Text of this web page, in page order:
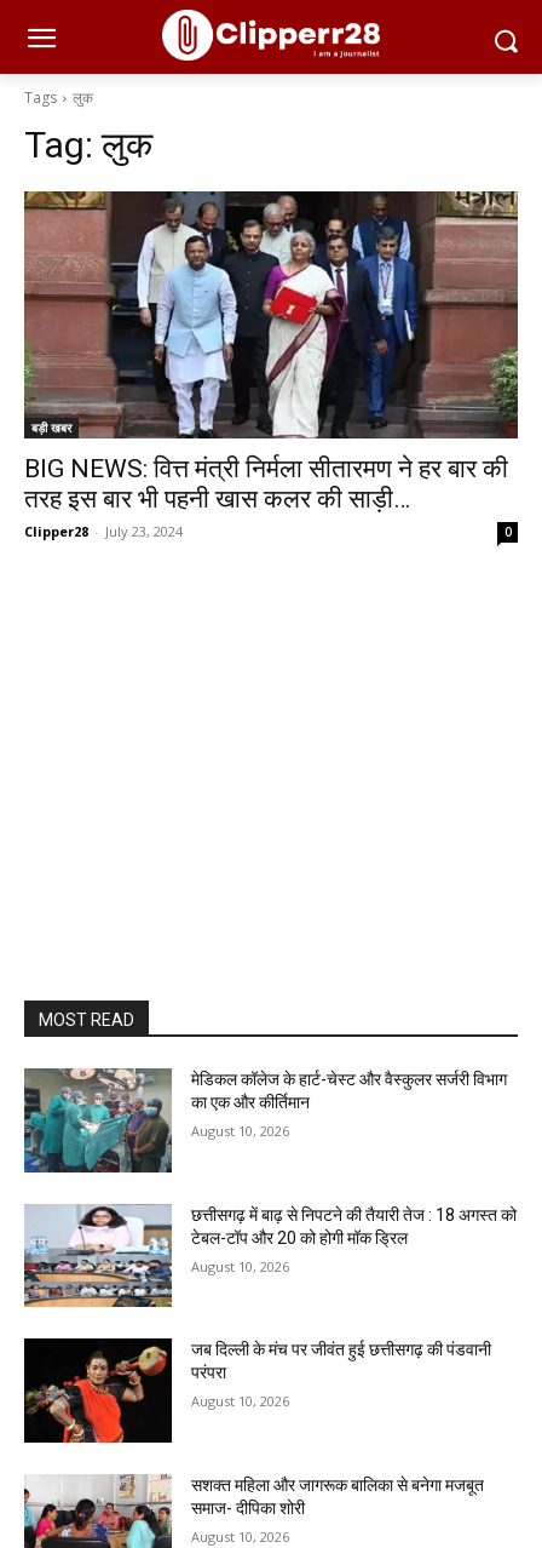
Tags लुक
Tag:लुक
बड़ी खबर
BIG NEWS: वित्त मंत्री निर्मला सीतारमण ने हर बार की
तरह इस बार भी पहनी खास कलर की साड़ी…
Clipper28 - July 23, 2024 0
MOST READ
​मेडिकल कॉलेज के हार्ट-चेस्ट और वैस्कुलर सर्जरी विभाग
का एक और कीर्तिमान
August 10, 2026
छत्तीसगढ़ में बाढ़ से निपटने की तैयारी तेज : 18 अगस्त को
टेबल-टॉप और 20 को होगी मॉक ड्रिल
August 10, 2026
जब दिल्ली के मंच पर जीवंत हुई छत्तीसगढ़ की पंडवानी
परंपरा
August 10, 2026
सशक्त महिला और जागरूक बालिका से बनेगा मजबूत
समाज- दीपिका शोरी
August 10, 2026